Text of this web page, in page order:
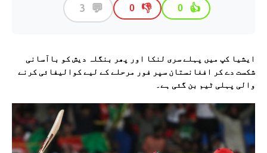
👍
0
👎
0
💬
3
ایشیا کپ میں پہلے سری لنکا اور پھر بنگلہ دیش کو باآسانی
شکست دے کر افغانستان سپر فور مرحلے کے لیے کوالیفائی کرنے
والی پہلی ٹیم بن گئی ہے۔